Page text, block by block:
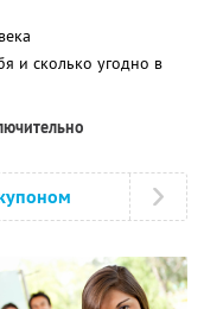
и сколько угодно в